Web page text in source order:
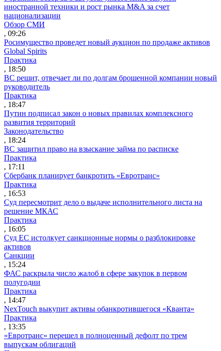
иностранной техники и рост рынка M&A за счет
национализации
Обзор СМИ
, 09:26
Росимущество проведет новый аукцион по продаже активов
Global Spirits
Практика
, 18:50
ВС решит, отвечает ли по долгам брошенной компании новый
руководитель
Практика
, 18:47
Путин подписал закон о новых правилах комплексного
развития территорий
Законодательство
, 18:24
ВС защитил право на взыскание займа по расписке
Практика
, 17:11
Сбербанк планирует банкротить «Евротранс»
Практика
, 16:53
Суд пересмотрит дело о выдаче исполнительного листа на
решение МКАС
Практика
, 16:05
Суд ЕС истолкует санкционные нормы о разблокировке
активов
Санкции
, 15:24
ФАС раскрыла число жалоб в сфере закупок в первом
полугодии
Практика
, 14:47
NexTouch выкупит активы обанкротившегося «Кванта»
Практика
, 13:35
«Евротранс» перешел в полноценный дефолт по трем
выпускам облигаций